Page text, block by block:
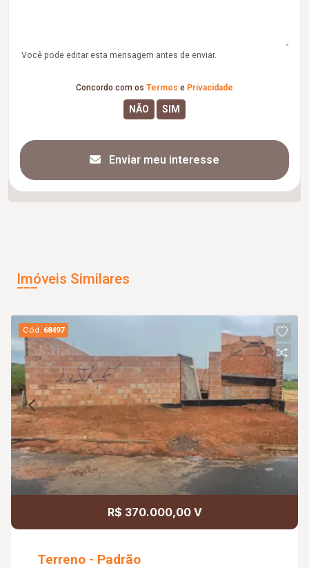
Você pode editar esta mensagem antes de enviar.
Concordo com os Termos e Privacidade
Enviar meu interesse
Imóveis Similares
Cód. 68497
R$ 370.000,00 V
Terreno - Padrão